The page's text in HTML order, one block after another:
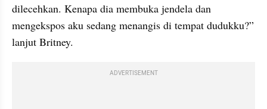
dilecehkan. Kenapa dia membuka jendela dan
mengekspos aku sedang menangis di tempat dudukku?”
lanjut Britney.
ADVERTISEMENT